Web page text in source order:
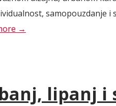
samopouzdanje
→
lipanj i